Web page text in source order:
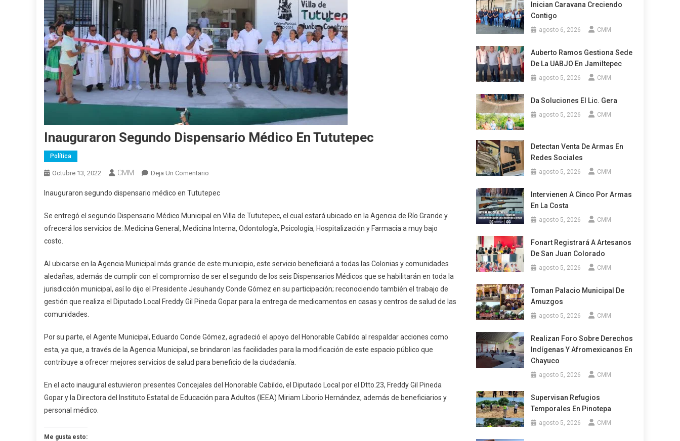
Inauguraron Segundo Dispensario Médico En Tututepec
Política
Octubre 13, 2022 CMM Deja Un Comentario
Segundo
Médico
En
Inauguraron segundo dispensario médico en Tututepec
Se entregó el segundo Dispensario Médico Municipal en Villa de Tututepec, el cual estará ubicado en la Agencia de Río Grande y
ofrecerá los servicios de: Medicina General, Medicina Interna, Odontología, Psicología, Hospitalización y Farmacia a muy bajo
costo.
Al ubicarse en la Agencia Municipal más grande de este municipio, este servicio beneficiará a todas las Colonias y comunidades
aledañas, además de cumplir con el compromiso de ser el segundo de los seis Dispensarios Médicos que se habilitarán en toda la
jurisdicción municipal, así lo dijo el Presidente Jesuhandy Conde Gómez en su participación; reconociendo también el trabajo de
gestión que realiza el Diputado Local Freddy Gil Pineda Gopar para la entrega de medicamentos en casas y centros de salud de las
comunidades.
Por su parte, el Agente Municipal, Eduardo Conde Gómez, agradeció el apoyo del Honorable Cabildo al respaldar acciones como
esta, ya que, a través de la Agencia Municipal, se brindaron las facilidades para la modificación de este espacio público que
contribuye a ofrecer mejores servicios de salud para beneficio de la ciudadanía.
En el acto inaugural estuvieron presentes Concejales del Honorable Cabildo, el Diputado Local por el Dtto.23, Freddy Gil Pineda
Gopar y la Directora del Instituto Estatal de Educación para Adultos (IEEA) Miriam Liborio Hernández, además de beneficiarios y
personal médico.
Me gusta esto:
Inician Caravana Creciendo
Contigo
agosto 6, 2026 CMM
Auberto Ramos Gestiona Sede
De La UABJO En Jamiltepec
agosto 5, 2026 CMM
Da Soluciones El Lic. Gera
agosto 5, 2026 CMM
Detectan Venta De Armas En
Redes Sociales
agosto 5, 2026 CMM
Intervienen A Cinco Por Armas
En La Costa
agosto 5, 2026 CMM
Fonart Registrará A Artesanos
De San Juan Colorado
agosto 5, 2026 CMM
Toman Palacio Municipal De
Amuzgos
agosto 5, 2026 CMM
Realizan Foro Sobre Derechos
Indígenas Y Afromexicanos En
Chayuco
agosto 5, 2026 CMM
Supervisan Refugios
Temporales En Pinotepa
agosto 5, 2026 CMM